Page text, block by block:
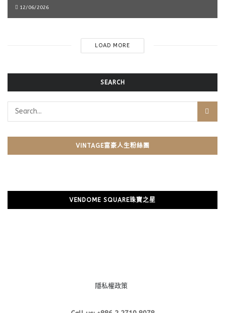
12/06/2026
LOAD MORE
SEARCH
VINTAGE富豪人生粉絲團
VENDOME SQUARE珠寶之星
隱私權政策